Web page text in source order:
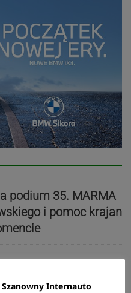
podium 35. MARMA
i pomoc krajan
pokonuje Piasta
Internauto